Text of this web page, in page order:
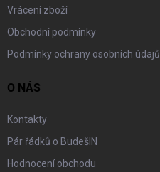
Vrácení zboží
Obchodní podmínky
Podmínky ochrany osobních údajů
O NÁS
Kontakty
Pár řádků o BudešIN
Hodnocení obchodu